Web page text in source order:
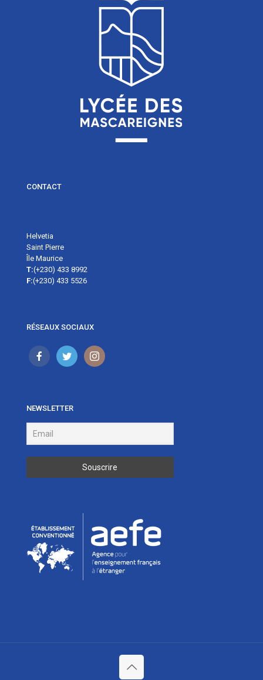
CONTACT
Helvetia
Saint Pierre
Île Maurice
T:(+230) 433 8992
F:(+230) 433 5526
RÉSEAUX SOCIAUX
NEWSLETTER